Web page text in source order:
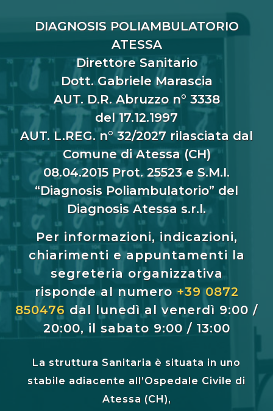
DIAGNOSIS POLIAMBULATORIO
ATESSA
Direttore Sanitario
Dott. Gabriele Marascia
AUT. D.R. Abruzzo n° 3338
del 17.12.1997
AUT. L.REG. n° 32/2027 rilasciata dal
Comune di Atessa (CH)
08.04.2015 Prot. 25523 e S.M.I.
“Diagnosis Poliambulatorio” del
Diagnosis Atessa s.r.l.
Per informazioni, indicazioni,
chiarimenti e appuntamenti la
segreteria organizzativa
risponde al numero+39 0872
850476 dal lunedì al venerdì 9:00 /
20:00, il sabato 9:00 / 13:00
La struttura Sanitaria è situata in uno
stabile adiacente all’Ospedale Civile di
Atessa (CH),